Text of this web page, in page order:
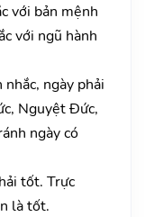
với bản mệnh
với ngũ hành
ngày phải
Nguyệt Đức,
ngày có
tốt. Trực
là tốt.